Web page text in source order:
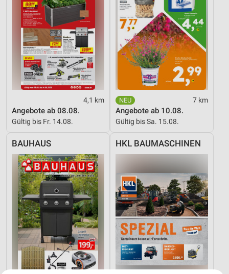
4,1 km
Angebote ab 08.08.
Gültig bis Fr. 14.08.
7 km
Angebote ab 10.08.
Gültig bis Sa. 15.08.
BAUHAUS HKL BAUMASCHINEN